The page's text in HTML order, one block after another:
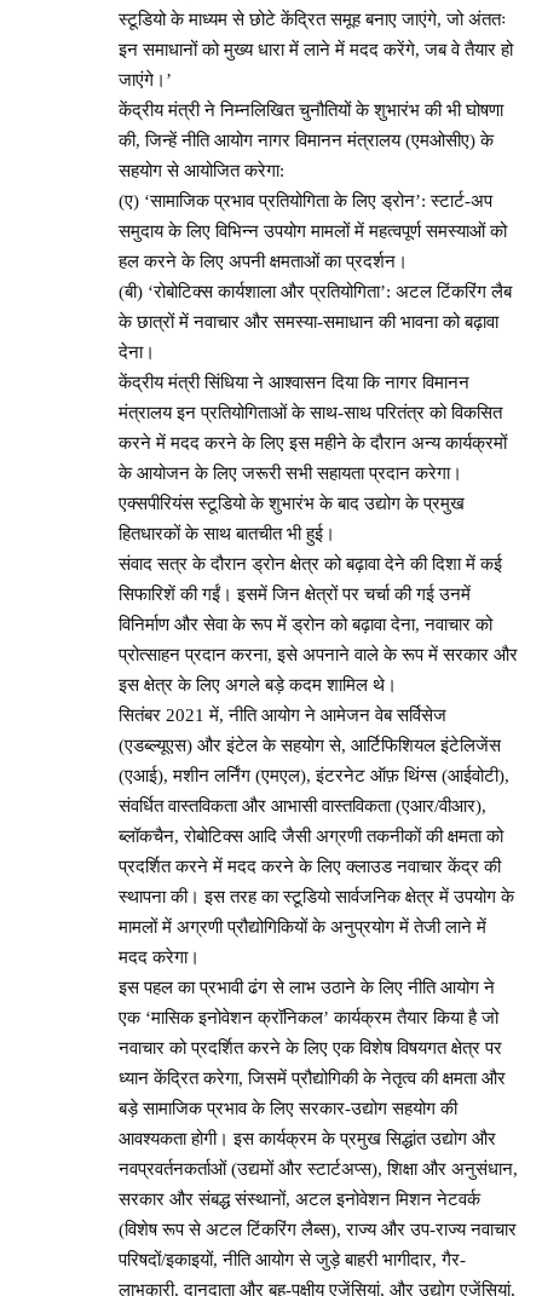
स्टूडियो के माध्यम से छोटे केंद्रित समूह बनाए जाएंगे, जो अंततः
इन समाधानों को मुख्य धारा में लाने में मदद करेंगे, जब वे तैयार हो
जाएंगे।’
केंद्रीय मंत्री ने निम्नलिखित चुनौतियों के शुभारंभ की भी घोषणा
की, जिन्हें नीति आयोग नागर विमानन मंत्रालय (एमओसीए) के
सहयोग से आयोजित करेगा:
(ए) ‘सामाजिक प्रभाव प्रतियोगिता के लिए ड्रोन’: स्टार्ट-अप
समुदाय के लिए विभिन्न उपयोग मामलों में महत्वपूर्ण समस्याओं को
हल करने के लिए अपनी क्षमताओं का प्रदर्शन।
(बी) ‘रोबोटिक्स कार्यशाला और प्रतियोगिता’: अटल टिंकरिंग लैब
के छात्रों में नवाचार और समस्या-समाधान की भावना को बढ़ावा
देना।
केंद्रीय मंत्री सिंधिया ने आश्वासन दिया कि नागर विमानन
मंत्रालय इन प्रतियोगिताओं के साथ-साथ परितंत्र को विकसित
करने में मदद करने के लिए इस महीने के दौरान अन्य कार्यक्रमों
के आयोजन के लिए जरूरी सभी सहायता प्रदान करेगा।
एक्सपीरियंस स्टूडियो के शुभारंभ के बाद उद्योग के प्रमुख
हितधारकों के साथ बातचीत भी हुई।
संवाद सत्र के दौरान ड्रोन क्षेत्र को बढ़ावा देने की दिशा में कई
सिफारिशें की गईं। इसमें जिन क्षेत्रों पर चर्चा की गई उनमें
विनिर्माण और सेवा के रूप में ड्रोन को बढ़ावा देना, नवाचार को
प्रोत्साहन प्रदान करना, इसे अपनाने वाले के रूप में सरकार और
इस क्षेत्र के लिए अगले बड़े कदम शामिल थे।
सितंबर 2021 में, नीति आयोग ने आमेजन वेब सर्विसेज
(एडब्ल्यूएस) और इंटेल के सहयोग से, आर्टिफिशियल इंटेलिजेंस
(एआई), मशीन लर्निंग (एमएल), इंटरनेट ऑफ़ थिंग्स (आईवोटी),
संवर्धित वास्तविकता और आभासी वास्तविकता (एआर/वीआर),
ब्लॉकचैन, रोबोटिक्स आदि जैसी अग्रणी तकनीकों की क्षमता को
प्रदर्शित करने में मदद करने के लिए क्लाउड नवाचार केंद्र की
स्थापना की। इस तरह का स्टूडियो सार्वजनिक क्षेत्र में उपयोग के
मामलों में अग्रणी प्रौद्योगिकियों के अनुप्रयोग में तेजी लाने में
मदद करेगा।
इस पहल का प्रभावी ढंग से लाभ उठाने के लिए नीति आयोग ने
एक ‘मासिक इनोवेशन क्रॉनिकल’ कार्यक्रम तैयार किया है जो
नवाचार को प्रदर्शित करने के लिए एक विशेष विषयगत क्षेत्र पर
ध्यान केंद्रित करेगा, जिसमें प्रौद्योगिकी के नेतृत्व की क्षमता और
बड़े सामाजिक प्रभाव के लिए सरकार-उद्योग सहयोग की
आवश्यकता होगी। इस कार्यक्रम के प्रमुख सिद्धांत उद्योग और
नवप्रवर्तनकर्ताओं (उद्यमों और स्टार्टअप्स), शिक्षा और अनुसंधान,
सरकार और संबद्ध संस्थानों, अटल इनोवेशन मिशन नेटवर्क
(विशेष रूप से अटल टिंकरिंग लैब्स), राज्य और उप-राज्य नवाचार
परिषदों/इकाइयों, नीति आयोग से जुड़े बाहरी भागीदार, गैर-
लाभकारी, दानदाता और बहु-पक्षीय एजेंसियां, और उद्योग एजेंसियां,